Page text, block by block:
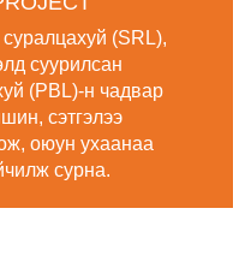
(SRL),
суурилсан
(PBL)-н чадвар
сэтгэлээ
оюун ухаанаа
сурна.